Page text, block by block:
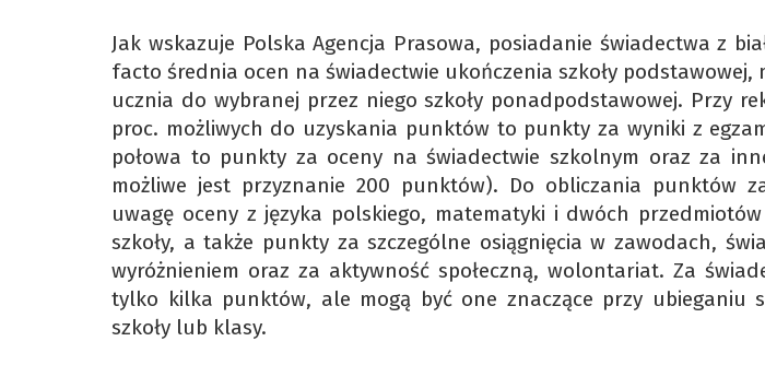
Jak wskazuje Polska Agencja Prasowa, posiadanie świadectwa z
facto średnia ocen na świadectwie ukończenia szkoły podstawowej,
ucznia do wybranej przez niego szkoły ponadpodstawowej. Przy
proc. możliwych do uzyskania punktów to punkty za wyniki z
połowa to punkty za oceny na świadectwie szkolnym oraz za
możliwe jest przyznanie 200 punktów). Do obliczania punktów
uwagę oceny z języka polskiego, matematyki i dwóch
szkoły, a także punkty za szczególne osiągnięcia w zawodach,
wyróżnieniem oraz za aktywność społeczną, wolontariat. Za
tylko kilka punktów, ale mogą być one znaczące przy ubieganiu
szkoły lub klasy.